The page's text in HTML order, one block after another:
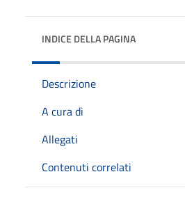
INDICE DELLA PAGINA
Descrizione
A cura di
Allegati
Contenuti correlati